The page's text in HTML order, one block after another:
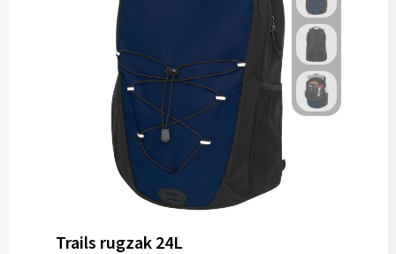
Trails rugzak 24L